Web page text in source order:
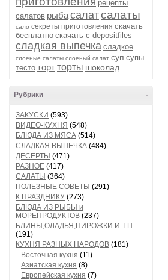
рецепты
салатов рыбасалатсалаты
сало секреты приготовления скачать
бесплатно скачать с depositfiles
сладкая выпечка сладкое
слоеные салаты слоеный салат суп супы
тесто тортторты шоколад
-
Рубрики
ЗАКУСКИ (593)
ВИДЕО-КУХНЯ (548)
БЛЮДА ИЗ МЯСА (514)
СЛАДКАЯ ВЫПЕЧКА (484)
ДЕСЕРТЫ (471)
РАЗНОЕ (417)
САЛАТЫ (364)
ПОЛЕЗНЫЕ СОВЕТЫ (291)
К ПРАЗДНИКУ (273)
БЛЮДА ИЗ РЫБЫ и
МОРЕПРОДУКТОВ (237)
БЛИНЫ,ОЛАДЬЯ,ПИРОЖКИ И Т.П.
(191)
КУХНЯ РАЗНЫХ НАРОДОВ (181)
Восточная кухня (11)
Азиатская кухня (8)
Европейская кухня (7)